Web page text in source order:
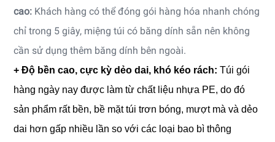
cao: Khách hàng có thể đóng gói hàng hóa nhanh chóng
chỉ trong 5 giây, miệng túi có băng dính sẵn nên không
cần sử dụng thêm băng dính bên ngoài.
+ Độ bền cao, cực kỳ dẻo dai, khó kéo rách: Túi gói
hàng ngày nay được làm từ chất liệu nhựa PE, do đó
sản phẩm rất bền, bề mặt túi trơn bóng, mượt mà và dẻo
dai hơn gấp nhiều lần so với các loại bao bì thông